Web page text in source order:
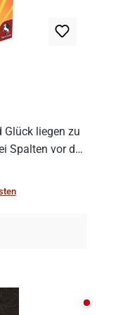
Glück liegen zu
Spalten vor den
zu treiben
solange man
Nicht